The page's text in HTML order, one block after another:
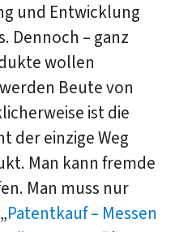
und Entwicklung
Dennoch – ganz
wollen
Beute von
ist die
der einzige Weg
Man kann fremde
Man muss nur
Patentkauf – Messen